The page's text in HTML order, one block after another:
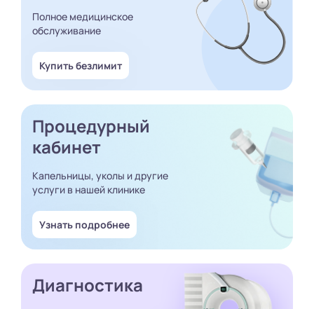
Полное медицинское
обслуживание
Купить безлимит
Процедурный
кабинет
Капельницы, уколы и другие
услуги в нашей клинике
Узнать подробнее
Диагностика